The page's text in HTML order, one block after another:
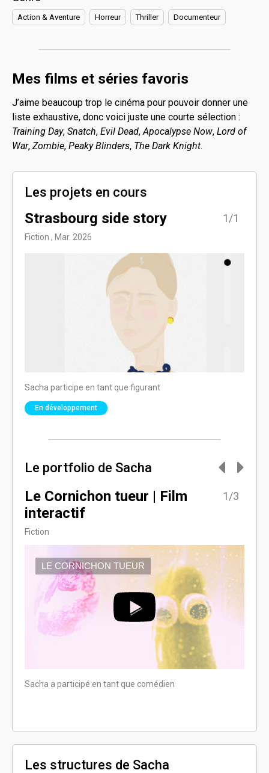
Action & Aventure Horreur Thriller Documenteur
Mes films et séries favoris
J’aime beaucoup trop le cinéma pour pouvoir donner une
liste exhaustive, donc voici juste une courte sélection :
Training Day, Snatch, Evil Dead,Apocalypse Now, Lord of
War, Zombie, Peaky Blinders, The Dark Knight.
Les projets en cours
Strasbourg side story
Fiction , Mar. 2026
1/1
Sacha participe en tant que figurant
En développement
Le portfolio de Sacha
Le Cornichon tueur | Film
interactif
Fiction
1/3
Sacha a participé en tant que comédien
Les structures de Sacha